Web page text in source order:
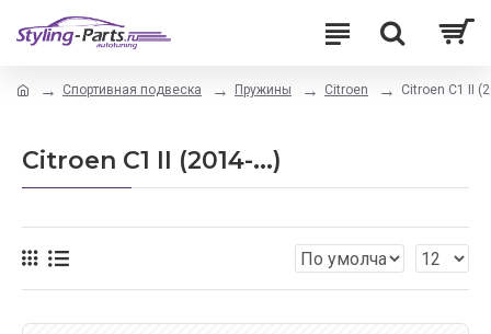
Спортивная подвеска Пружины Citroen Citroen C1 II
Citroen C1 II (2014-...)